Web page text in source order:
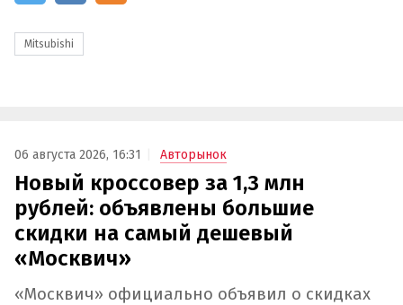
Mitsubishi
06 августа 2026, 16:31 Авторынок
Новый кроссовер за 1,3 млн
рублей: объявлены большие
скидки на самый дешевый
«Москвич»
«Москвич» официально объявил о скидках